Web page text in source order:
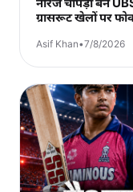
ग्रासरूट खेलों पर
Asif Khan•7/8/2026